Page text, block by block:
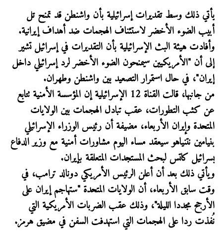
يأتي ذلك وسط تقديرات إسرائيلية بأن واشنطن قد تمنح تل
أبيب الضوء الأخضر لاستئناف الهجمات ضد أهداف إيرانية.
وأفادت هيئة البث الإسرائيلية بأن التقديرات في إسرائيل تشير
إلى أن "الأمريكيين سيمنحون الضوء الأخضر لرد إسرائيلي داخل
إيران"، في حال استمرار التصعيد بين واشنطن وطهران.
من جانبها، قالت القناة 12 الإسرائيلية إن المؤسسة الأمنية تتابع
عن كثب التطورات، عقب تبادل الهجمات بين الولايات
المتحدة وإيران الأربعاء، مضيفة أن رئيس الوزراء الإسرائيلي
بنيامين نتنياهو سيعقد مساء اليوم مشاورات أمنية مع وزير الدفاع
يسرائيل كاتس لبحث المستجدات المتعلقة بإيران.
ويأتي ذلك بعد أن أعلن الرئيس الأمريكي دونالد ترامب، في
وقت سابق الأربعاء، أن الولايات المتحدة "ستهاجم إيران على
الأرجح مجددا الليلة"، وذلك عقب الضربات الأمريكية التي
نُفذت ردا على الهجمات التي استهدفت السفن في مضيق هرمز.